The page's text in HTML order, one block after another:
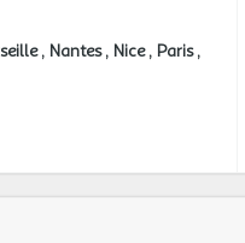
Nantes Nice Paris